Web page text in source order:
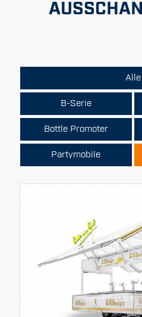
Alle
B-Serie
Bottle Promoter
Partymobile